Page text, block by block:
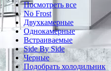
Посмотреть все
No Frost
Двухкамерные
Однокамерные
Встраиваемые
Side By Side
Черные
Подобрать холодильник